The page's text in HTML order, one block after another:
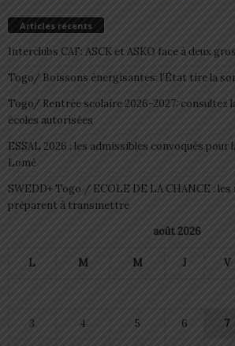
Articles récents
Interclubs CAF: ASCK et ASKO face à deux
Togo/ Boissons énergisantes: l’État tire la
Togo/ Rentrée scolaire 2026-2027: consultez
écoles autorisées
ESSAL 2026 : les admissibles convoqués pour
Lomé
SWEDD+ Togo / ECOLE DE LA CHANCE :
préparent à transmettre
août 2026
L M M J V
3 4 5 6 7